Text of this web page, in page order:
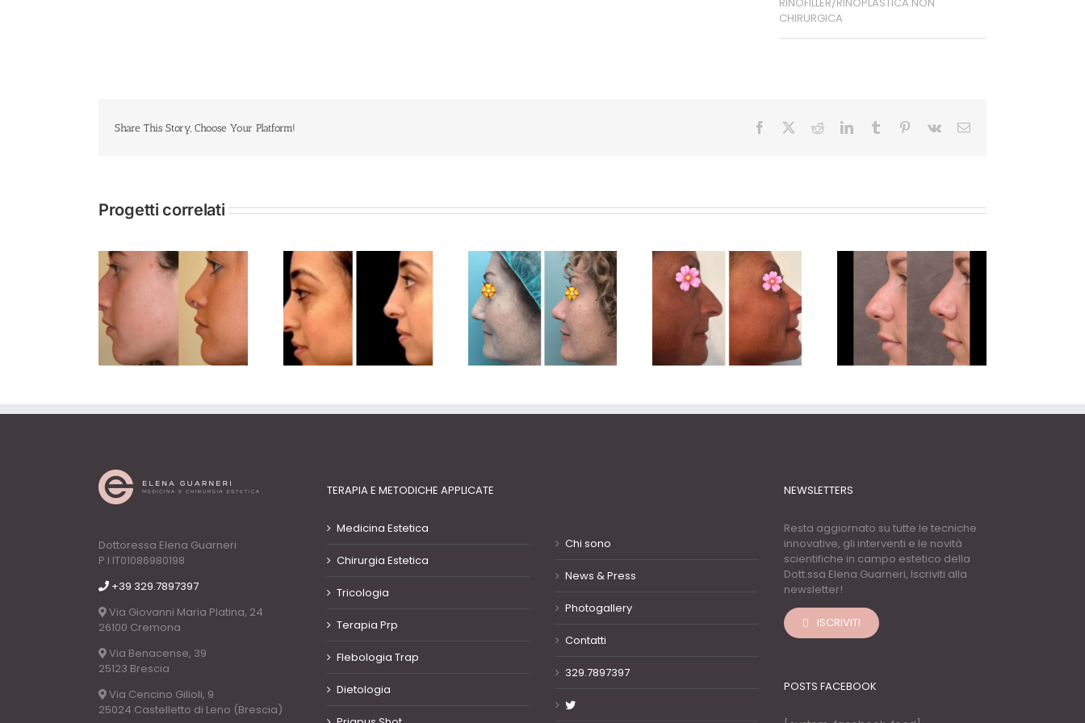
CHIRURGICA
Share This Story, Choose Your Platform! Facebook RedditLinkedInTumblr Pinterest
Vk Email
Progetti correlati
Rinoscultura non
chirurgica
Rinoscultura non
chirurgica
Rinoscultura non
chirurgica
Rinoscultura non
Dottoressa Elena Guarneri
P.I IT01086980198
+39 329.7897397
Via Giovanni Maria Platina, 24
26100 Cremona
Via Benacense, 39
25123 Brescia
Via Cencino Gilioli, 9
25024 Castelletto di Leno (Brescia)
TERAPIA E METODICHE APPLICATE
Medicina Estetica
Chirurgia Estetica
Tricologia
Terapia Prp
Flebologia Trap
Dietologia
Chi sono
News & Press
Photogallery
Contatti
329.7897397
NEWSLETTERS
Resta aggiornato su tutte le tecniche
innovative, gli interventi e le novità
scientifiche in campo estetico della
Dott.ssa Elena Guarneri, Iscriviti alla
newsletter!
ISCRIVITI
POSTS FACEBOOK